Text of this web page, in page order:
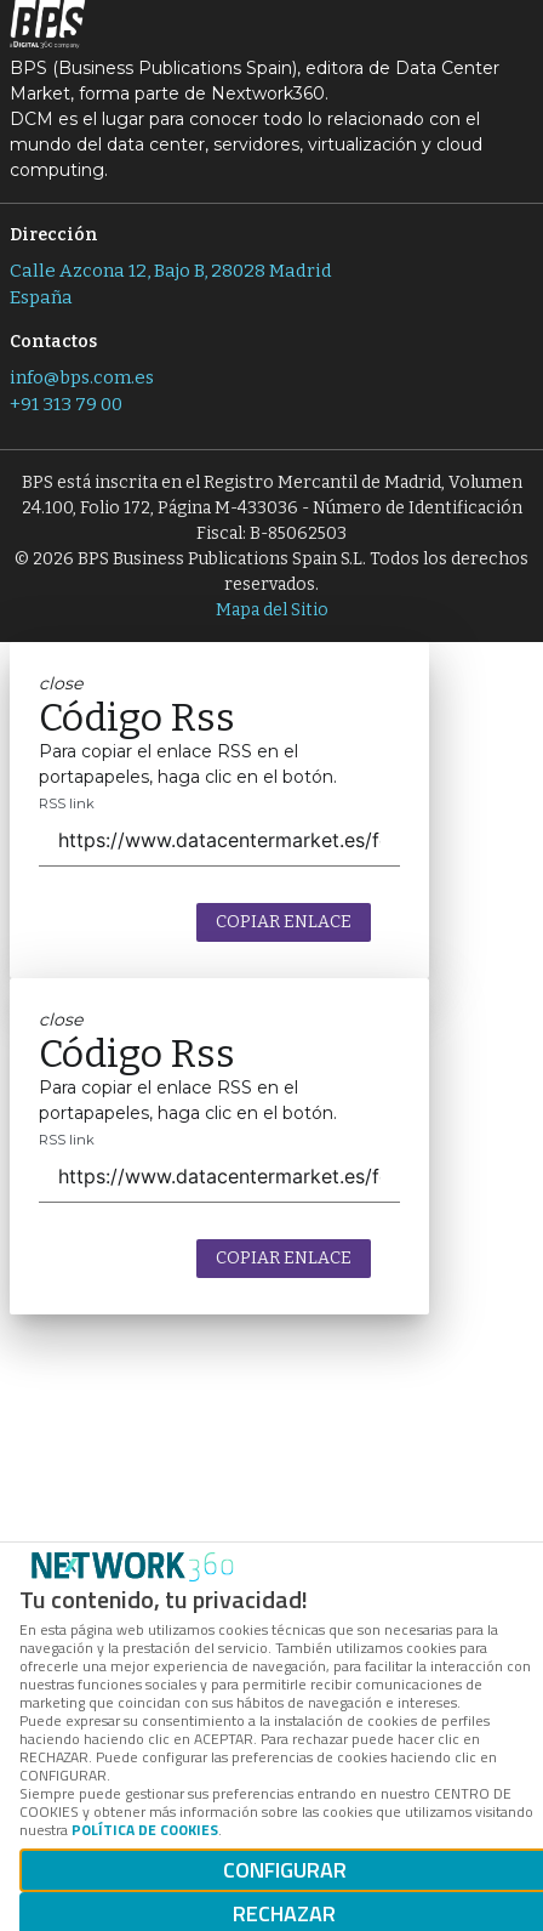
Tu contenido, tu privacidad!
En esta página web utilizamos cookies técnicas que son necesarias para la
navegación y la prestación del servicio. También utilizamos cookies para
ofrecerle una mejor experiencia de navegación, para facilitar la interacción con
nuestras funciones sociales y para permitirle recibir comunicaciones de
marketing que coincidan con sus hábitos de navegación e intereses.
Puede expresar su consentimiento a la instalación de cookies de perfiles
haciendo haciendo clic en ACEPTAR. Para rechazar puede hacer clic en
RECHAZAR. Puede configurar las preferencias de cookies haciendo clic en
CONFIGURAR.
Siempre puede gestionar sus preferencias entrando en nuestro CENTRO DE
COOKIES y obtener más información sobre las cookies que utilizamos visitando
nuestra POLÍTICA DE COOKIES.
CONFIGURAR
RECHAZAR
BPS (Business Publications Spain), editora de Data Center
Market, forma parte de Nextwork360.
DCM es el lugar para conocer todo lo relacionado con el
mundo del data center, servidores, virtualización y cloud
computing.
Dirección
Calle Azcona 12, Bajo B, 28028 Madrid
España
Contactos
info@bps.com.es
+91 313 79 00
BPS está inscrita en el Registro Mercantil de Madrid, Volumen
24.100, Folio 172, Página M-433036 - Número de Identificación
Fiscal: B-85062503
© 2026 BPS Business Publications Spain S.L. Todos los derechos
reservados.
Mapa del Sitio
close
Código Rss
Para copiar el enlace RSS en el
portapapeles, haga clic en el botón.
RSS link
COPIAR ENLACE
close
Código Rss
Para copiar el enlace RSS en el
portapapeles, haga clic en el botón.
RSS link
COPIAR ENLACE